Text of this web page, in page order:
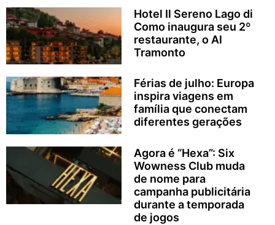
Hotel Il Sereno Lago di
Como inaugura seu 2º
restaurante, o Al
Tramonto
Férias de julho: Europa
inspira viagens em
família que conectam
diferentes gerações
Agora é “Hexa”: Six
Wowness Club muda
de nome para
campanha publicitária
durante a temporada
de jogos